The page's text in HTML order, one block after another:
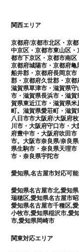
関西エリア
京都府/京都市北区・京
中京区・京都市東山区
都市下京区・京都市南区
京都府城陽市・京都府
船井郡・京都府長岡京
郡・京都府久世郡・京都
滋賀県草津市・滋賀県
市・滋賀県長浜市・滋
賀県東近江市・滋賀県
町。滋賀県愛荘町・滋
八日市市大阪府/大阪府
川市・大阪府守口市・
府豊中市・大阪府吹田
市。大阪市奈良県/奈良
県生駒市・奈良県天理
市・奈良県宇陀市
愛知県,名古屋市対応可
愛知県名古屋市北,愛知
瑞穂区,愛知県名古屋市
愛知県名古屋市千種区,
小牧市,愛知県稲沢市,愛
市,愛知県岡崎市
関東対応エリア